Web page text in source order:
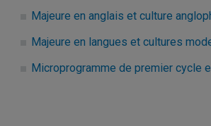
Majeure en anglais et culture
Majeure en langues et cultures
Microprogramme de premier cycle